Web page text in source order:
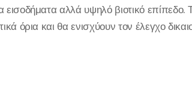
αλλά υψηλό βιοτικό
όρια και θα ενισχύουν τον έλεγχο